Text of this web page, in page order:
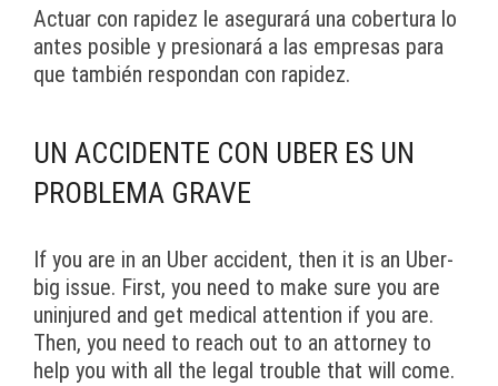
Actuar con rapidez le asegurará una cobertura lo
antes posible y presionará a las empresas para
que también respondan con rapidez.
UN ACCIDENTE CON UBER ES UN
PROBLEMA GRAVE
If you are in an Uber accident, then it is an Uber-
big issue. First, you need to make sure you are
uninjured and get medical attention if you are.
Then, you need to reach out to an attorney to
help you with all the legal trouble that will come.